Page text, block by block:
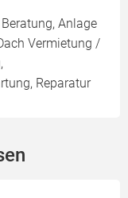
Anlage
Vermietung /
Reparatur